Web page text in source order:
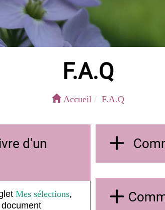
F.A.Q
Accueil F.A.Q
d'un
Mes sélections,